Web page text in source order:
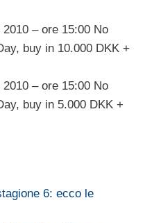
– ore 15:00 No
buy in 10.000 DKK +
– ore 15:00 No
buy in 5.000 DKK +
6: ecco le